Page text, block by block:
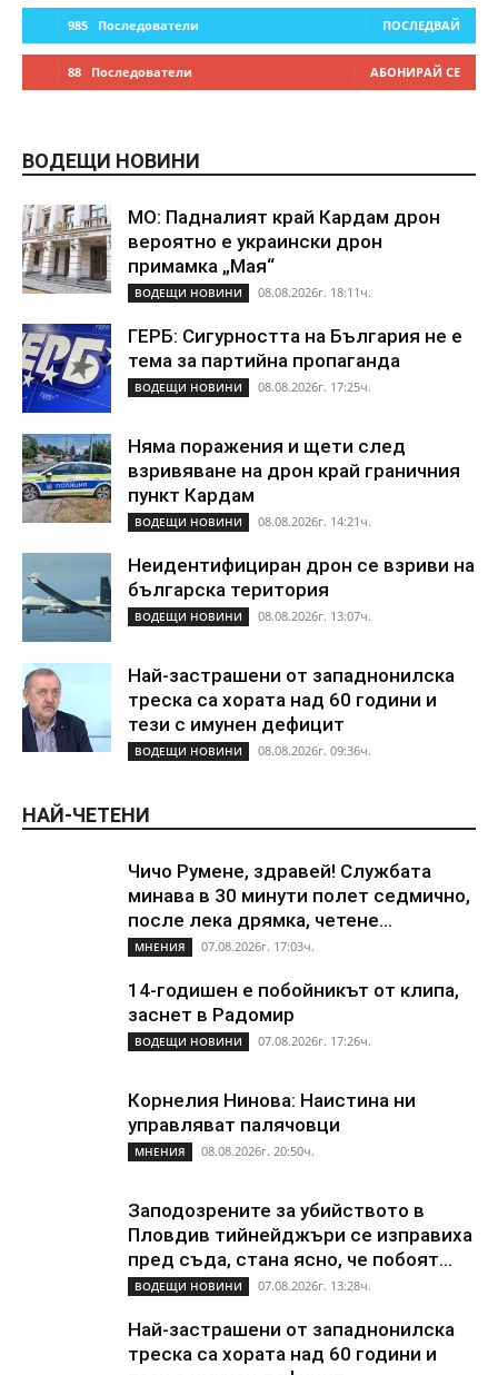
985 Последователи ПОСЛЕДВАЙ
88 Последователи АБОНИРАЙ СЕ
ВОДЕЩИ НОВИНИ
МО: Падналият край Кардам дрон
вероятно е украински дрон
примамка „Мая“
ВОДЕЩИ НОВИНИ 08.08.2026г. 18:11ч.
ГЕРБ: Сигурността на България не е
тема за партийна пропаганда
ВОДЕЩИ НОВИНИ 08.08.2026г. 17:25ч.
Няма поражения и щети след
взривяване на дрон край граничния
пункт Кардам
ВОДЕЩИ НОВИНИ 08.08.2026г. 14:21ч.
Неидентифициран дрон се взриви на
българска територия
ВОДЕЩИ НОВИНИ 08.08.2026г. 13:07ч.
Най-застрашени от западнонилска
треска са хората над 60 години и
тези с имунен дефицит
ВОДЕЩИ НОВИНИ 08.08.2026г. 09:36ч.
НАЙ-ЧЕТЕНИ
Чичо Румене, здравей! Службата
минава в 30 минути полет седмично,
после лека дрямка, четене...
МНЕНИЯ 07.08.2026г. 17:03ч.
14-годишен е побойникът от клипа,
заснет в Радомир
ВОДЕЩИ НОВИНИ 07.08.2026г. 17:26ч.
Корнелия Нинова: Наистина ни
управляват палячовци
МНЕНИЯ 08.08.2026г. 20:50ч.
Заподозрените за убийството в
Пловдив тийнейджъри се изправиха
пред съда, стана ясно, че побоят...
ВОДЕЩИ НОВИНИ 07.08.2026г. 13:28ч.
Най-застрашени от западнонилска
треска са хората над 60 години и